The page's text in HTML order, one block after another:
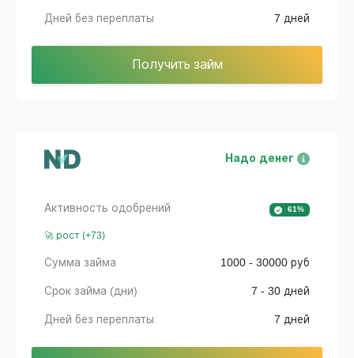
Дней без переплаты 7 дней
Получить займ
Надо денег
Активность одобрений 61%
🚀 рост (+73)
Сумма займа 1000 - 30000 руб
Срок займа (дни) 7 - 30 дней
Дней без переплаты 7 дней